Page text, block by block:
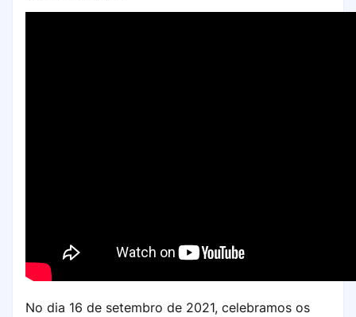
No dia 16 de setembro de 2021, celebramos os